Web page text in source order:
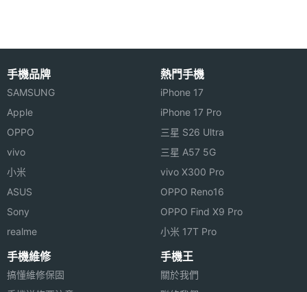
處穿戴它，無論是手腕、鞋、胸帶、腰帶或頸部附近
都可以。Misfit Shine 2 Swimmer's Edition 透過 3 軸
加速度計和磁力計協調工作，準確追蹤你的消耗的熱
量、運動距離、游泳圈數，睡眠品質，讓用戶更加了
Misfit Shine 2 Swimmer's Edition 智慧手環功能特色
◎ 支援藍牙 4.0
測器
機體規格
機身長
度
度
機身厚
度
機身重
量
手機品牌
SAMSUNG
Apple
OPPO
vivo
小米
ASUS
Sony
realme
熱門手機
iPhone 17
iPhone 17 Pro
三星 S26 Ultra
三星 A57 5G
vivo X300 Pro
OPPO Reno16
OPPO Find X9 Pro
小米 17T Pro
手機維修
搞懂維修保固
手機王
關於我們